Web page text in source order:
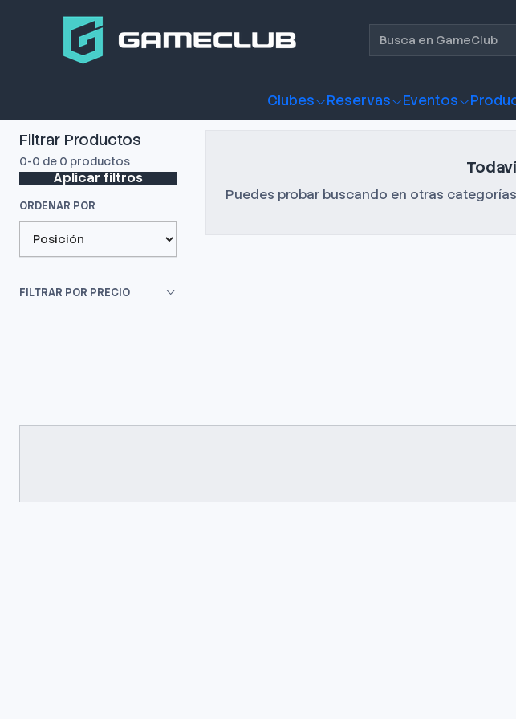
Clubes Reservas Eventos
Mantención Doctor GameClub
Mantención Doctor GameClub
Productos que tienen servicios del Doc.
Filtrar Productos
0-0 de 0 productos
Aplicar filtros
ORDENAR POR
FILTRAR POR PRECIO
Puedes probar buscando en otras